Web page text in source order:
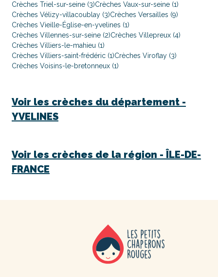
Crèches Triel-sur-seine (3)Crèches Vaux-sur-seine (1)
Crèches Vélizy-villacoublay (3)Crèches Versailles (9)
Crèches Vieille-Église-en-yvelines (1)
Crèches Villennes-sur-seine (2)Crèches Villepreux (4)
Crèches Villiers-le-mahieu (1)
Crèches Villiers-saint-frédéric (1)Crèches Viroflay (3)
Crèches Voisins-le-bretonneux (1)
Voir les crèches du département -
YVELINES
Voir les crèches de la région - ÎLE-DE-
FRANCE